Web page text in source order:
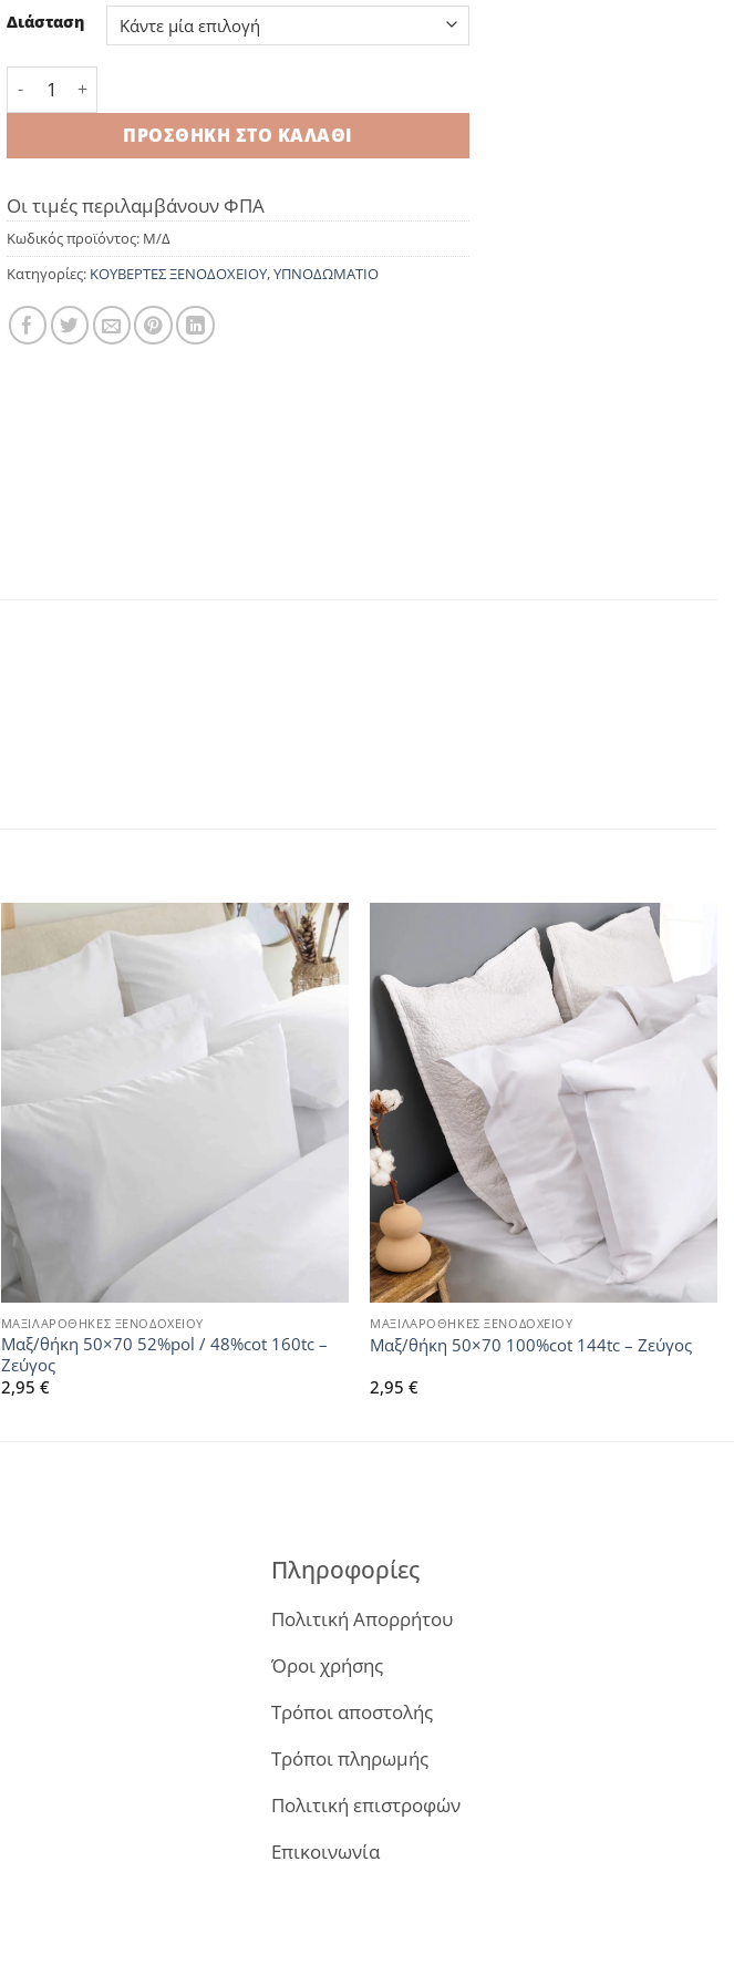
Διάσταση
Κουβέρτα Υφαντή Βαμβακερή Ινδίας Black – Light Grey ποσότητα
ΠΡΟΣΘΉΚΗ ΣΤΟ ΚΑΛΆΘΙ
Οι τιμές περιλαμβάνουν ΦΠΑ
Κωδικός προϊόντος: Μ/Δ
Κατηγορίες: ΚΟΥΒΕΡΤΕΣ ΞΕΝΟΔΟΧΕΙΟΥ,ΥΠΝΟΔΩΜΑΤΙΟ
ΜΑΞΙΛΑΡΟΘΗΚΕΣ ΞΕΝΟΔΟΧΕΙΟΥ
Μαξ/θήκη 50×70 52%pol / 48%cot 160tc –
Ζεύγος
2,95 €
ΜΑΞΙΛΑΡΟΘΗΚΕΣ ΞΕΝΟΔΟΧΕΙΟΥ
Μαξ/θήκη 50×70 100%cot 144tc – Ζεύγος
2,95€
Πληροφορίες
Πολιτική Απορρήτου
Όροι χρήσης
Τρόποι αποστολής
Τρόποι πληρωμής
Πολιτική επιστροφών
Επικοινωνία